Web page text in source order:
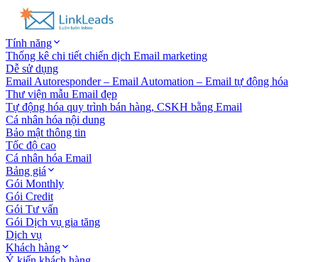
Tính năng
Thống kê chi tiết chiến dịch Email marketing
Dễ sử dụng
Email Autoresponder – Email Automation – Email tự động hóa
Thư viện mẫu Email đẹp
Tự động hóa quy trình bán hàng, CSKH bằng Email
Cá nhân hóa nội dung
Bảo mật thông tin
Tốc độ cao
Cá nhân hóa Email
Bảng giá
Gói Monthly
Gói Credit
Gói Tư vấn
Gói Dịch vụ gia tăng
Dịch vụ
Khách hàng